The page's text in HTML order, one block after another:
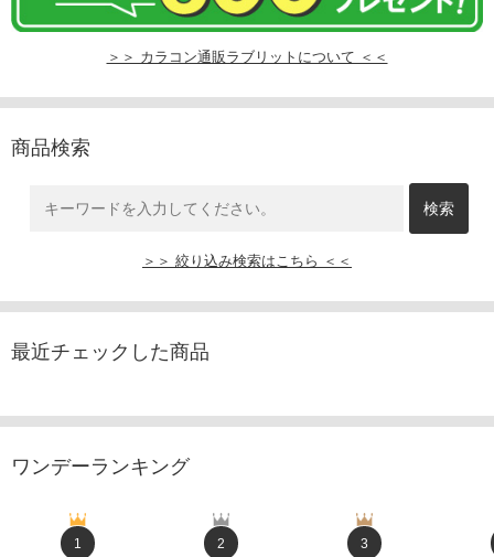
＞＞ カラコン通販ラブリットについて ＜＜
商品検索
＞＞ 絞り込み検索はこちら ＜＜
最近チェックした商品
ワンデーランキング
1 2 3